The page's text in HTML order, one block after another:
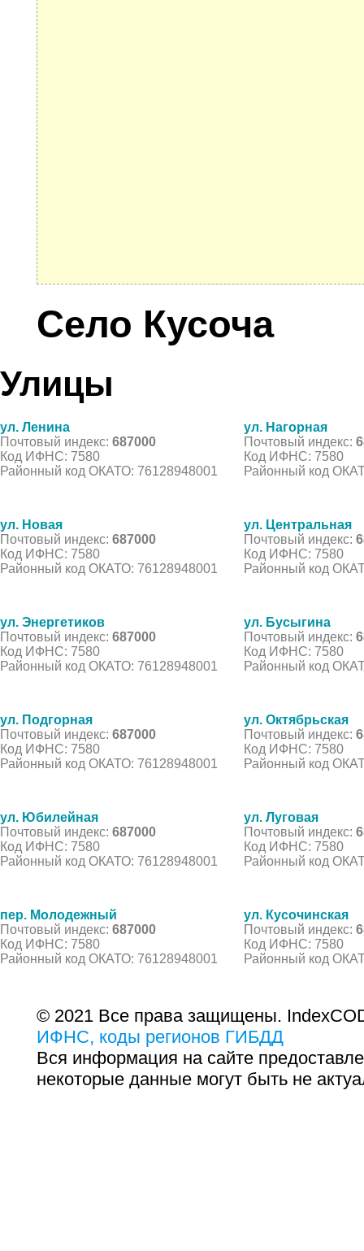
Село Кусоча
Улицы
ул. Ленина
Почтовый индекс: 687000
Код ИФНС: 7580
Районный код ОКАТО: 76128948001
ул. Нагорная
Почтовый индекс:
Код ИФНС: 7580
Районный код
ул. Новая
Почтовый индекс: 687000
Код ИФНС: 7580
Районный код ОКАТО: 76128948001
ул. Центральная
Почтовый индекс:
Код ИФНС: 7580
Районный код
ул. Энергетиков
Почтовый индекс: 687000
Код ИФНС: 7580
Районный код ОКАТО: 76128948001
ул. Бусыгина
Почтовый индекс:
Код ИФНС: 7580
Районный код
ул. Подгорная
Почтовый индекс: 687000
Код ИФНС: 7580
Районный код ОКАТО: 76128948001
ул. Октябрьская
Почтовый индекс:
Код ИФНС: 7580
Районный код
ул. Юбилейная
Почтовый индекс: 687000
Код ИФНС: 7580
Районный код ОКАТО: 76128948001
ул. Луговая
Почтовый индекс:
Код ИФНС: 7580
Районный код
пер. Молодежный
Почтовый индекс: 687000
Код ИФНС: 7580
Районный код ОКАТО: 76128948001
ул. Кусочинская
Почтовый индекс:
Код ИФНС: 7580
Районный код
© 2021 Все права защищены.
ИФНС, коды регионов ГИБДД
Вся информация на сайте
некоторые данные могут быть не